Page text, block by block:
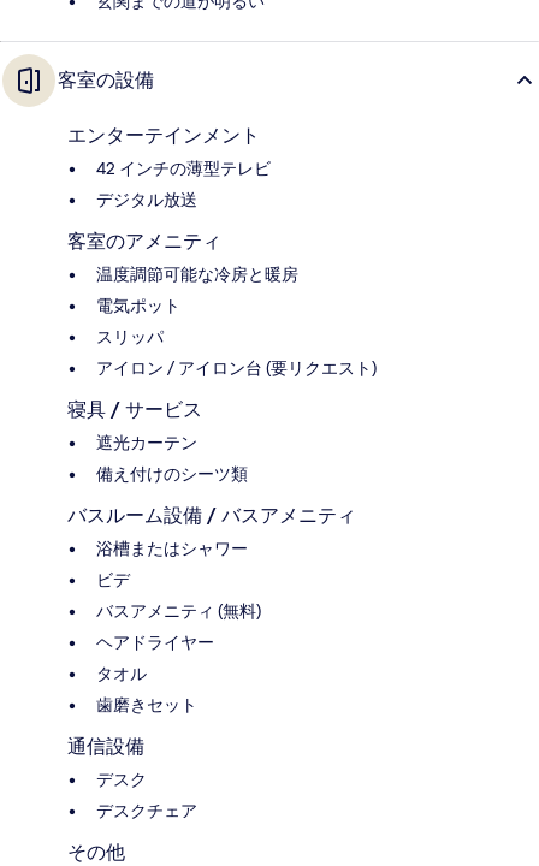
客室の設備
エンターテインメント
42 インチの薄型テレビ
デジタル放送
客室のアメニティ
温度調節可能な冷房と暖房
電気ポット
スリッパ
アイロン / アイロン台 (要リクエスト)
寝具 / サービス
遮光カーテン
備え付けのシーツ類
バスルーム設備 / バスアメニティ
浴槽またはシャワー
ビデ
バスアメニティ (無料)
ヘアドライヤー
タオル
歯磨きセット
通信設備
デスク
デスクチェア
その他